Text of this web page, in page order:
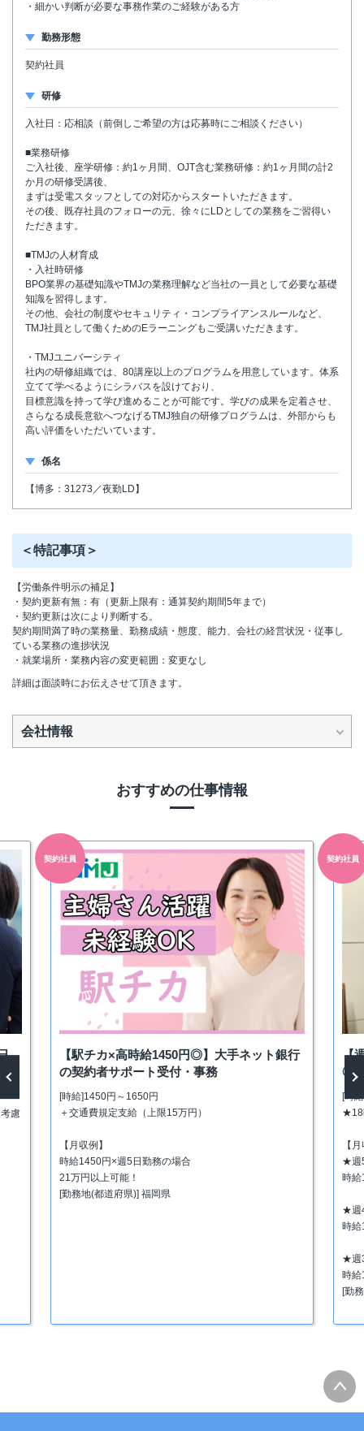
・細かい判断が必要な事務作業のご経験がある方
勤務形態
契約社員
研修
入社日：応相談（前倒しご希望の方は応募時にご相談ください）
■業務研修
ご入社後、座学研修：約1ヶ月間、OJT含む業務研修：約1ヶ月間の計2
か月の研修受講後、
まずは受電スタッフとしての対応からスタートいただきます。
その後、既存社員のフォローの元、徐々にLDとしての業務をご習得い
ただきます。
■TMJの人材育成
・入社時研修
BPO業界の基礎知識やTMJの業務理解など当社の一員として必要な基礎
知識を習得します。
その他、会社の制度やセキュリティ・コンプライアンスルールなど、
TMJ社員として働くためのEラーニングもご受講いただきます。
・TMJユニバーシティ
社内の研修組織では、80講座以上のプログラムを用意しています。体系
立てて学べるようにシラバスを設けており、
目標意識を持って学び進めることが可能です。学びの成果を定着させ、
さらなる成長意欲へつなげるTMJ独自の研修プログラムは、外部からも
高い評価をいただいています。
係名
【博多：31273／夜勤LD】
＜特記事項＞
【労働条件明示の補足】
・契約更新有無：有（更新上限有：通算契約期間5年まで）
・契約更新は次により判断する。
契約期間満了時の業務量、勤務成績・態度、能力、会社の経営状況・従事し
ている業務の進捗状況
・就業場所・業務内容の変更範囲：変更なし
詳細は面談時にお伝えさせて頂きます。
会社情報
おすすめの仕事情報
慮
契約社員
【駅チカ×高時給1450円◎】大手ネット銀行
の契約者サポート受付・事務
[時給]1450円～1650円
＋交通費規定支給（上限15万円）
【月収例】
時給1450円×週5日勤務の場合
21万円以上可能！
[勤務地(都道府県)] 福岡県
契約社員
【
◎求
[時
★18
【
★週
時給
★週
時給
★週
時給
[勤
Next